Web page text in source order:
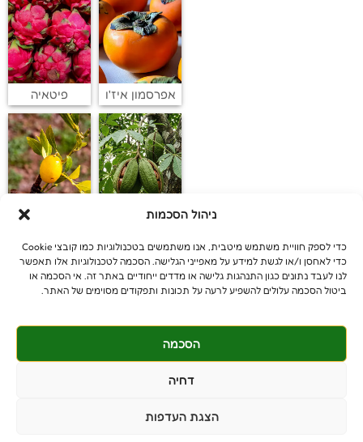
ניהול הסכמות
כדי לספק חוויית משתמש מיטבית, אנו משתמשים בטכנולוגיות כמו קובצי Cookie
כדי לאחסן ו/או לגשת למידע על מאפייני הגלישה. הסכמה לטכנולוגיות אלו תאפשר
לנו לעבד נתונים כגון התנהגות גלישה או מדדים ייחודיים באתר זה. אי הסכמה או
ביטול הסכמה עלולים להשפיע לרעה על תכונות ותפקודים מסוימים של האתר.
הסכמה
דחיה
הצגת העדפות
אפרסמון איז'ו פיטאיה
© כל הזכויות שמורות
קבלנים - 052-639-4106